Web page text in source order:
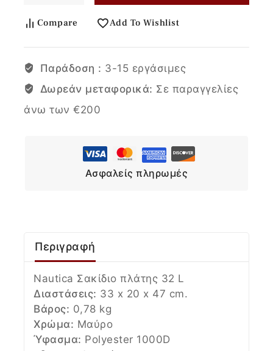
Compare Add To Wishlist
Παράδοση : 3-15 εργάσιμες
Δωρεάν μεταφορικά: Σε παραγγελίες
άνω των €200
Ασφαλείς πληρωμές
Περιγραφή
Nautica Σακίδιο πλάτης 32 L
Διαστάσεις: 33 x 20 x 47 cm.
Βάρος: 0,78 kg
Χρώμα: Μαύρο
Ύφασμα: Polyester 1000D